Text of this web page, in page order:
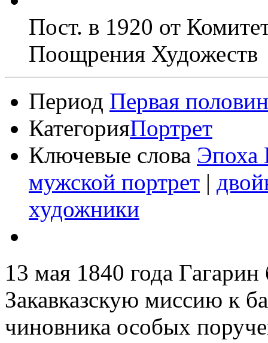
Пост. в 1920 от
Поощрения Художеств
Период Первая
КатегорияПортрет
Ключевые слова Эпоха
мужской портрет |
художники
13 мая 1840 года
Закавказскую миссию к
чиновника особых